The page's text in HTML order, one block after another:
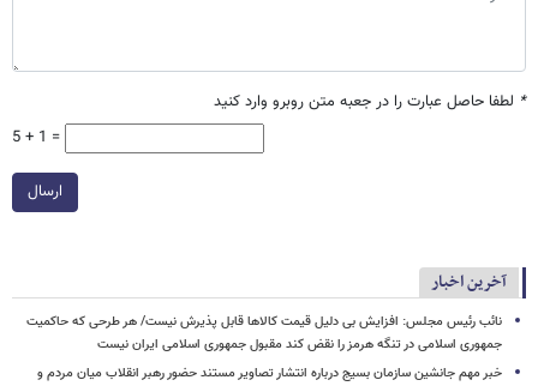
* لطفا حاصل عبارت را در جعبه متن روبرو وارد کنید
5 + 1 =
ارسال
آخرین اخبار
نائب رئیس مجلس: افزایش بی دلیل قیمت کالاها قابل پذیرش نیست/ هر طرحی که حاکمیت
جمهوری اسلامی در تنگه هرمز را نقض کند مقبول جمهوری اسلامی ایران نیست
خبر مهم جانشین سازمان بسیج درباره انتشار تصاویر مستند حضور رهبر انقلاب میان مردم و